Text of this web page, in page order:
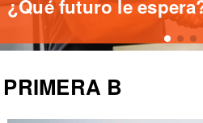
Islame Pinto
PRIMERA B